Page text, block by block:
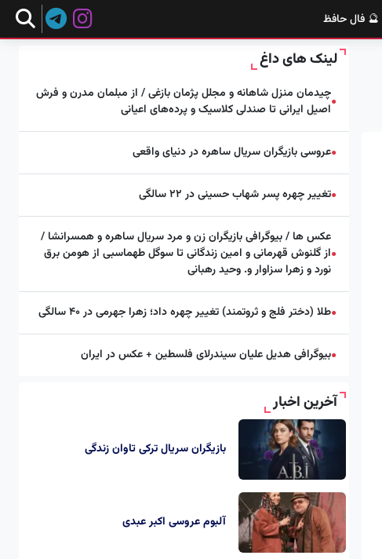
🔮 فال حافظ
لینک های داغ
●چیدمان منزل شاهانه و مجلل پژمان بازغی / از مبلمان مدرن و فرش
اصیل ایرانی تا صندلی کلاسیک و پرده‌های اعیانی
●عروسی بازیگران سریال ساهره در دنیای واقعی
●تغییر چهره پسر شهاب حسینی در ۲۲ سالگی
●
عکس ها / بیوگرافی بازیگران زن و مرد سریال ساهره و همسرانشا /
از گلنوش قهرمانی و امین زندگانی تا سوگل طهماسبی از هومن برق
نورد و زهرا سزاوار و. وحید رهبانی
●طلا (دختر فلج و ثروتمند) تغییر چهره داد؛ زهرا جهرمی در ۴۰ سالگی
●بیوگرافی هدیل علیان سیندرلای فلسطین + عکس در ایران
آخرین اخبار
بازیگران سریال ترکی تاوان زندگی
آلبوم عروسی اکبر عبدی